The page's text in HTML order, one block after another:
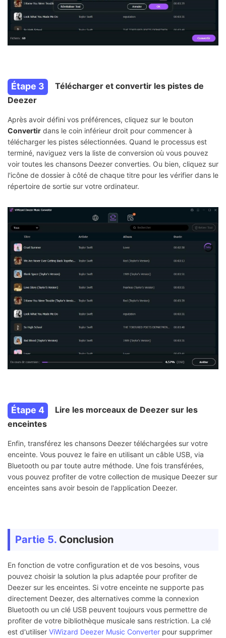
Étape 3
Télécharger et convertir les pistes de
Deezer
Après avoir défini vos préférences, cliquez sur le bouton
Convertir dans le coin inférieur droit pour commencer à
télécharger les pistes sélectionnées. Quand le processus est
terminé, naviguez vers la liste de conversion où vous pouvez
voir toutes les chansons Deezer converties. Ou bien, cliquez sur
l'icône de dossier à côté de chaque titre pour les vérifier dans le
répertoire de sortie sur votre ordinateur.
Étape 4
Lire les morceaux de Deezer sur les
enceintes
Enfin, transférez les chansons Deezer téléchargées sur votre
enceinte. Vous pouvez le faire en utilisant un câble USB, via
Bluetooth ou par toute autre méthode. Une fois transférées,
vous pouvez profiter de votre collection de musique Deezer sur
enceintes sans avoir besoin de l'application Deezer.
Partie 5. Conclusion
En fonction de votre configuration et de vos besoins, vous
pouvez choisir la solution la plus adaptée pour profiter de
Deezer sur les enceintes. Si votre enceinte ne supporte pas
directement Deezer, des alternatives comme la connexion
Bluetooth ou un clé USB peuvent toujours vous permettre de
profiter de votre bibliothèque musicale sans restriction. La clé
est d'utiliser ViWizard Deezer Music Converter pour supprimer